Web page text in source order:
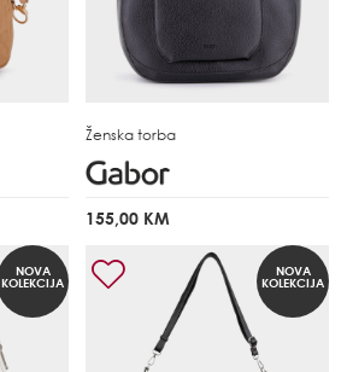
Ženska torba
155,00 KM
NOVA
KOLEKCIJA
NOVA
KOLEKCIJA